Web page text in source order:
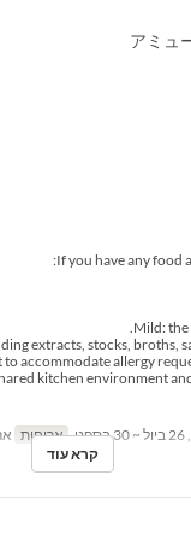
Mild: the
extracts, stocks, broths,
accommodate allergy
kitchen environment
ארוחות
קרא עוד